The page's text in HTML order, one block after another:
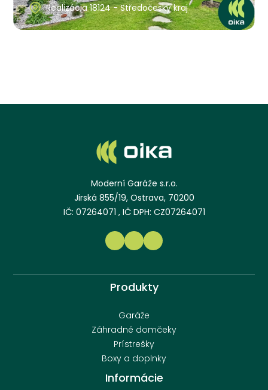
Realizácia 18124 - Středočeský kraj
Moderní Garáže s.r.o.
Jirská 855/19, Ostrava, 70200
IČ: 07264071 , IČ DPH: CZ07264071
Produkty
Garáže
Záhradné domčeky
Prístrešky
Boxy a doplnky
Informácie